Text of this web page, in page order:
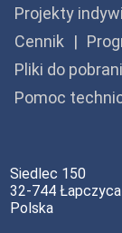
Projekty
Cennik
Pliki do
Pomoc
Siedlec 150
32-744 Łapczyca
Polska